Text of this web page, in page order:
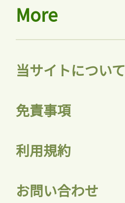
More
当サイトについて
免責事項
利用規約
お問い合わせ